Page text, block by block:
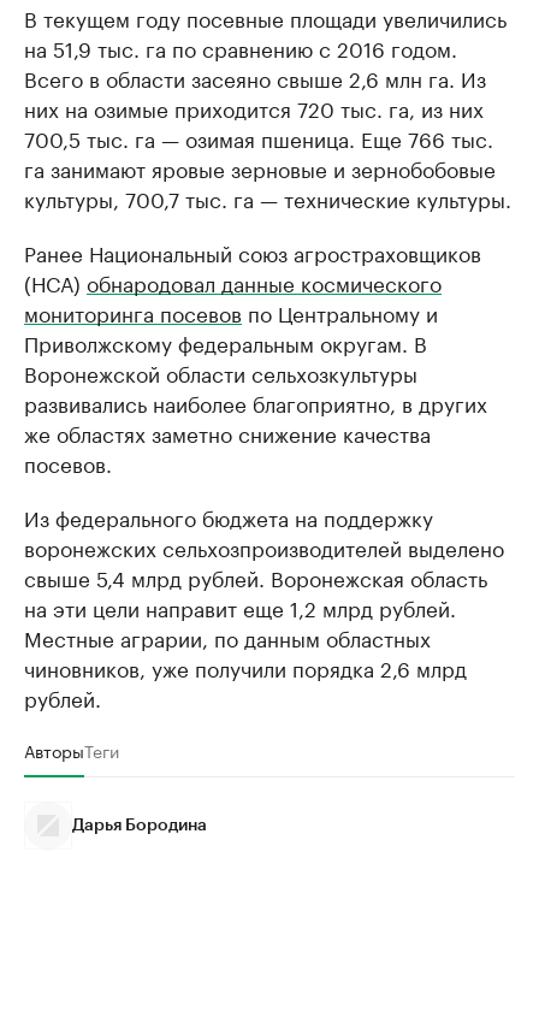
В текущем году посевные площади увеличились
на 51,9 тыс. га по сравнению с 2016 годом.
Всего в области засеяно свыше 2,6 млн га. Из
них на озимые приходится 720 тыс. га, из них
700,5 тыс. га — озимая пшеница. Еще 766 тыс.
га занимают яровые зерновые и зернобобовые
культуры, 700,7 тыс. га — технические культуры.
Ранее Национальный союз агростраховщиков
(НСА) обнародовал данные космического
мониторинга посевов по Центральному и
Приволжскому федеральным округам. В
Воронежской области сельхозкультуры
развивались наиболее благоприятно, в других
же областях заметно снижение качества
посевов.
Из федерального бюджета на поддержку
воронежских сельхозпроизводителей выделено
свыше 5,4 млрд рублей. Воронежская область
на эти цели направит еще 1,2 млрд рублей.
Местные аграрии, по данным областных
чиновников, уже получили порядка 2,6 млрд
рублей.
АвторыТеги
Дарья Бородина